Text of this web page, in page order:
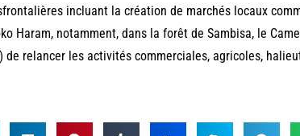
incluant la création de marchés locaux
Haram, notamment, dans la forêt de Sambisa, le
de relancer les activités commerciales, agricoles,